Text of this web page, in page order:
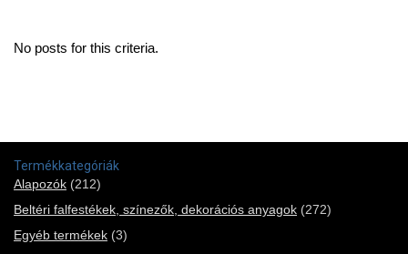
No posts for this criteria.
Termékkategóriák
Alapozók (212)
Beltéri falfestékek, színezők, dekorációs anyagok (272)
Egyéb termékek (3)